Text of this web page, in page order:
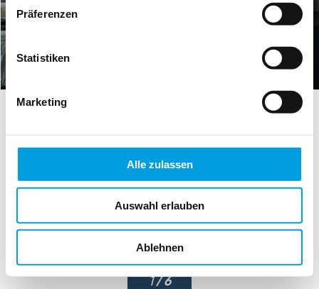
Präferenzen
Statistiken
Marketing
Alle zulassen
Auswahl erlauben
Ablehnen
1/ 6